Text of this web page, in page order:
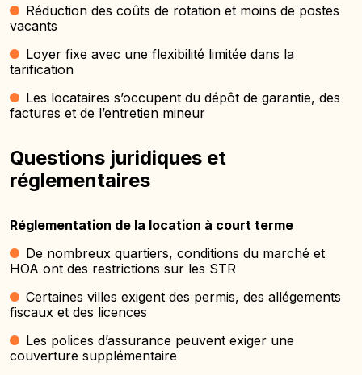
Réduction des coûts de rotation et moins de postes
vacants
Loyer fixe avec une flexibilité limitée dans la
tarification
Les locataires s’occupent du dépôt de garantie, des
factures et de l’entretien mineur
Questions juridiques et
réglementaires
Réglementation de la location à court terme
De nombreux quartiers, conditions du marché et
HOA ont des restrictions sur les STR
Certaines villes exigent des permis, des allégements
fiscaux et des licences
Les polices d’assurance peuvent exiger une
couverture supplémentaire